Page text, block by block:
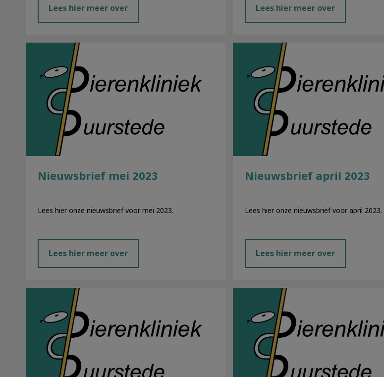
Lees hier meer over Lees hier meer over
Nieuwsbrief mei 2023
Nieuwsbrief mei 2023
Lees hier onze nieuwsbrief voor mei 2023.
Lees hier meer over
Nieuwsbrief april 2023
Nieuwsbrief april 2023
Lees hier onze nieuwsbrief voor april 2023.
Lees hier meer over
Nieuwsbrief februari 2023 Nieuwsbrief januari 2023.